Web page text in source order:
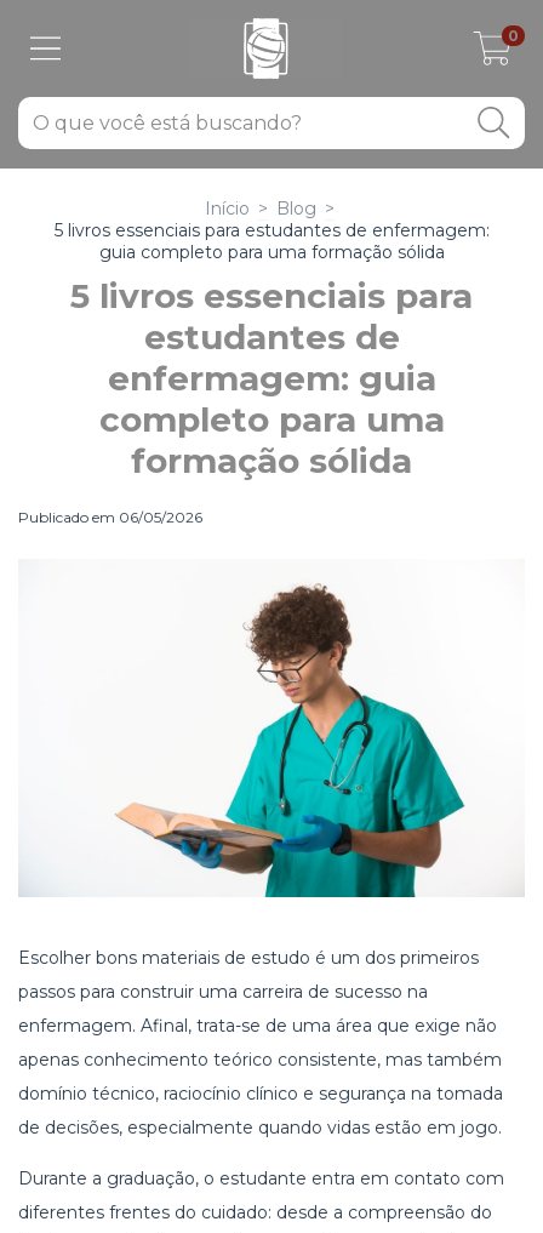
0
Início > Blog >
5 livros essenciais para estudantes de enfermagem:
guia completo para uma formação sólida
5 livros essenciais para
estudantes de
enfermagem: guia
completo para uma
formação sólida
Publicado em 06/05/2026
Escolher bons materiais de estudo é um dos primeiros
passos para construir uma carreira de sucesso na
enfermagem. Afinal, trata-se de uma área que exige não
apenas conhecimento teórico consistente, mas também
domínio técnico, raciocínio clínico e segurança na tomada
de decisões, especialmente quando vidas estão em jogo.
Durante a graduação, o estudante entra em contato com
diferentes frentes do cuidado: desde a compreensão do